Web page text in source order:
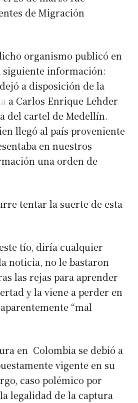
de Migración
organismo publicó en
siguiente información:
dejó a disposición de la
a Carlos Enrique Lehder
del cartel de Medellín.
llegó al país proveniente
en nuestros
una orden de
tentar la suerte de esta
tío, diría cualquier
noticia, no le bastaron
las rejas para aprender
y la viene a perder en
“mal
en Colombia se debió a
vigente en su
caso polémico por
legalidad de la captura